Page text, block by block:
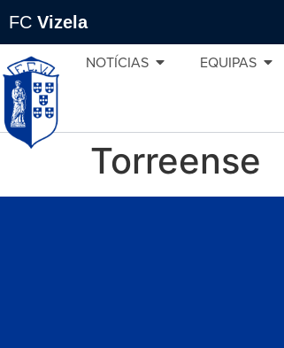
FC Vizela
NOTÍCIAS EQUIPAS
Torreense